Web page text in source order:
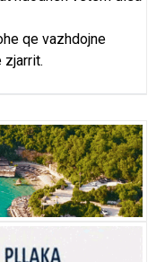
qe vazhdojne
zjarrit.